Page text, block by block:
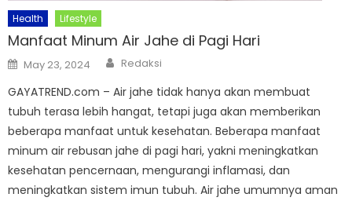
Health Lifestyle
Manfaat Minum Air Jahe di Pagi Hari
Posted
on
May 23, 2024 Author
Redaksi
GAYATREND.com – Air jahe tidak hanya akan membuat
tubuh terasa lebih hangat, tetapi juga akan memberikan
beberapa manfaat untuk kesehatan. Beberapa manfaat
minum air rebusan jahe di pagi hari, yakni meningkatkan
kesehatan pencernaan, mengurangi inflamasi, dan
meningkatkan sistem imun tubuh. Air jahe umumnya aman